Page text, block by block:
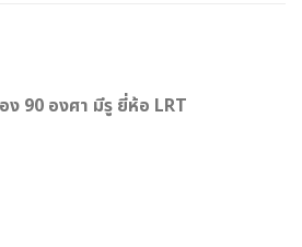
90 องศา มีรู ยี่ห้อ LRT